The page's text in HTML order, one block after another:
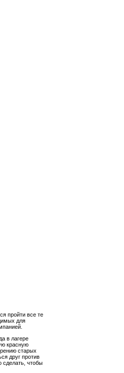
пройти все те
для
в лагере
красную
старых
друг против
сделать, чтобы